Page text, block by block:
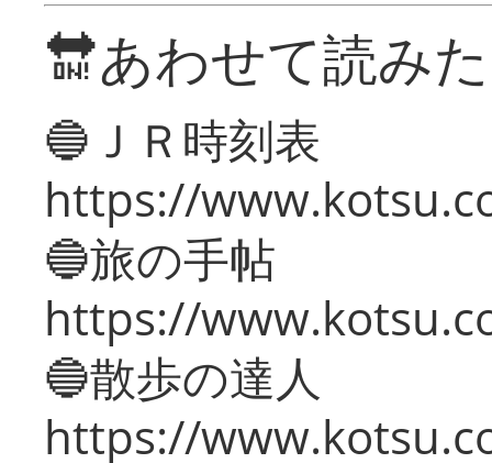
🔛あわせて読み
🔵ＪＲ時刻表
https://
🔵旅の手帖
https://
🔵散歩の達人
https://